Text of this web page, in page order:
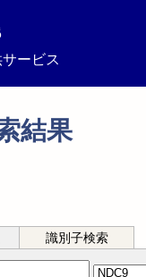
ービス
結果
識別子検索